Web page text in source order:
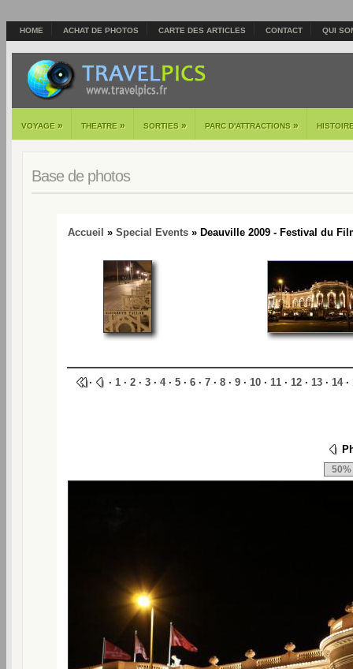
HOME ACHAT DE PHOTOS CARTE DES ARTICLES CONTACT QUI
VOYAGE » THEATRE » SORTIES » PARC D'ATTRACTIONS »
Base de photos
Accueil » Special Events » Deauville 2009 - Festival du
· · 1 · 2 · 3 · 4· 5 · 6 · 7 · 8 · 9 · 10 · 11 · 12 · 13 · 14·